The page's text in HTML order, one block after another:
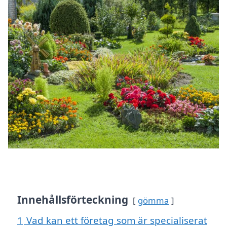
Innehållsförteckning gömma
1 Vad kan ett företag som är specialiserat